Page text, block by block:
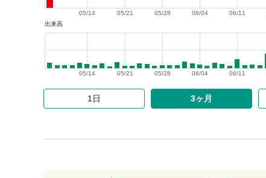
06/11
06/04
05/28
05/21
05/14
出来高
06/11
06/04
05/28
05/21
05/14
1日 3ヶ月